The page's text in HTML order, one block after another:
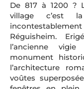
De 817 à 1200 ?
village c’est
Réguisheim.
l’ancienne
monument
l’architecture
voûtes